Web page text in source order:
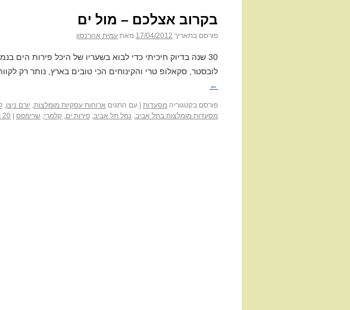
בקרוב אצלכם – מול ים
פורסם בתאריך 17/04/2012 מאת עמית אהרנסון
30 שנה בדיוק חיכיתי כדי לבוא בשעריו של היכל פירות
לובסטר, סקאלופ טרי והקינוחים הכי טובים בארץ, נותר רק
←
פורסם בקטגוריה מסעדות עם התגים ארוחות עסקיות מומלצות, יורם ניצן,
מסעדות מומלצות בתל אביב, נמל תל אביב, פירות ים, קלמרי, שרימפס 20 תגובות